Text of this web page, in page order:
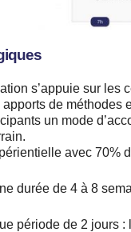
s’appuie sur
de méthodes
un mode
avec 70%
durée de 4 à 8
période de 2 jours